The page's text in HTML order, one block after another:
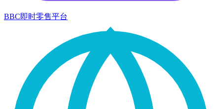
BBC即时零售平台